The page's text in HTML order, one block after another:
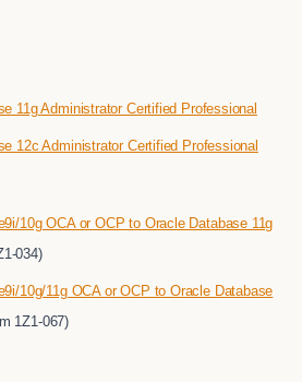
11g Administrator Certified Professional
12c Administrator Certified Professional
10g OCA or OCP to Oracle Database 11g
034)
10g/11g OCA or OCP to Oracle Database
1Z1-067)